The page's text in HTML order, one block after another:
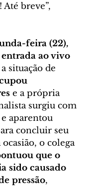
Até breve”,
feira (22),
ao vivo
a situação de
e a própria
surgiu com
aparentou
concluir seu
o colega
que o
sido causado
pressão,